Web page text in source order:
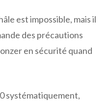
est impossible, mais il
des précautions
en sécurité quand
systématiquement,